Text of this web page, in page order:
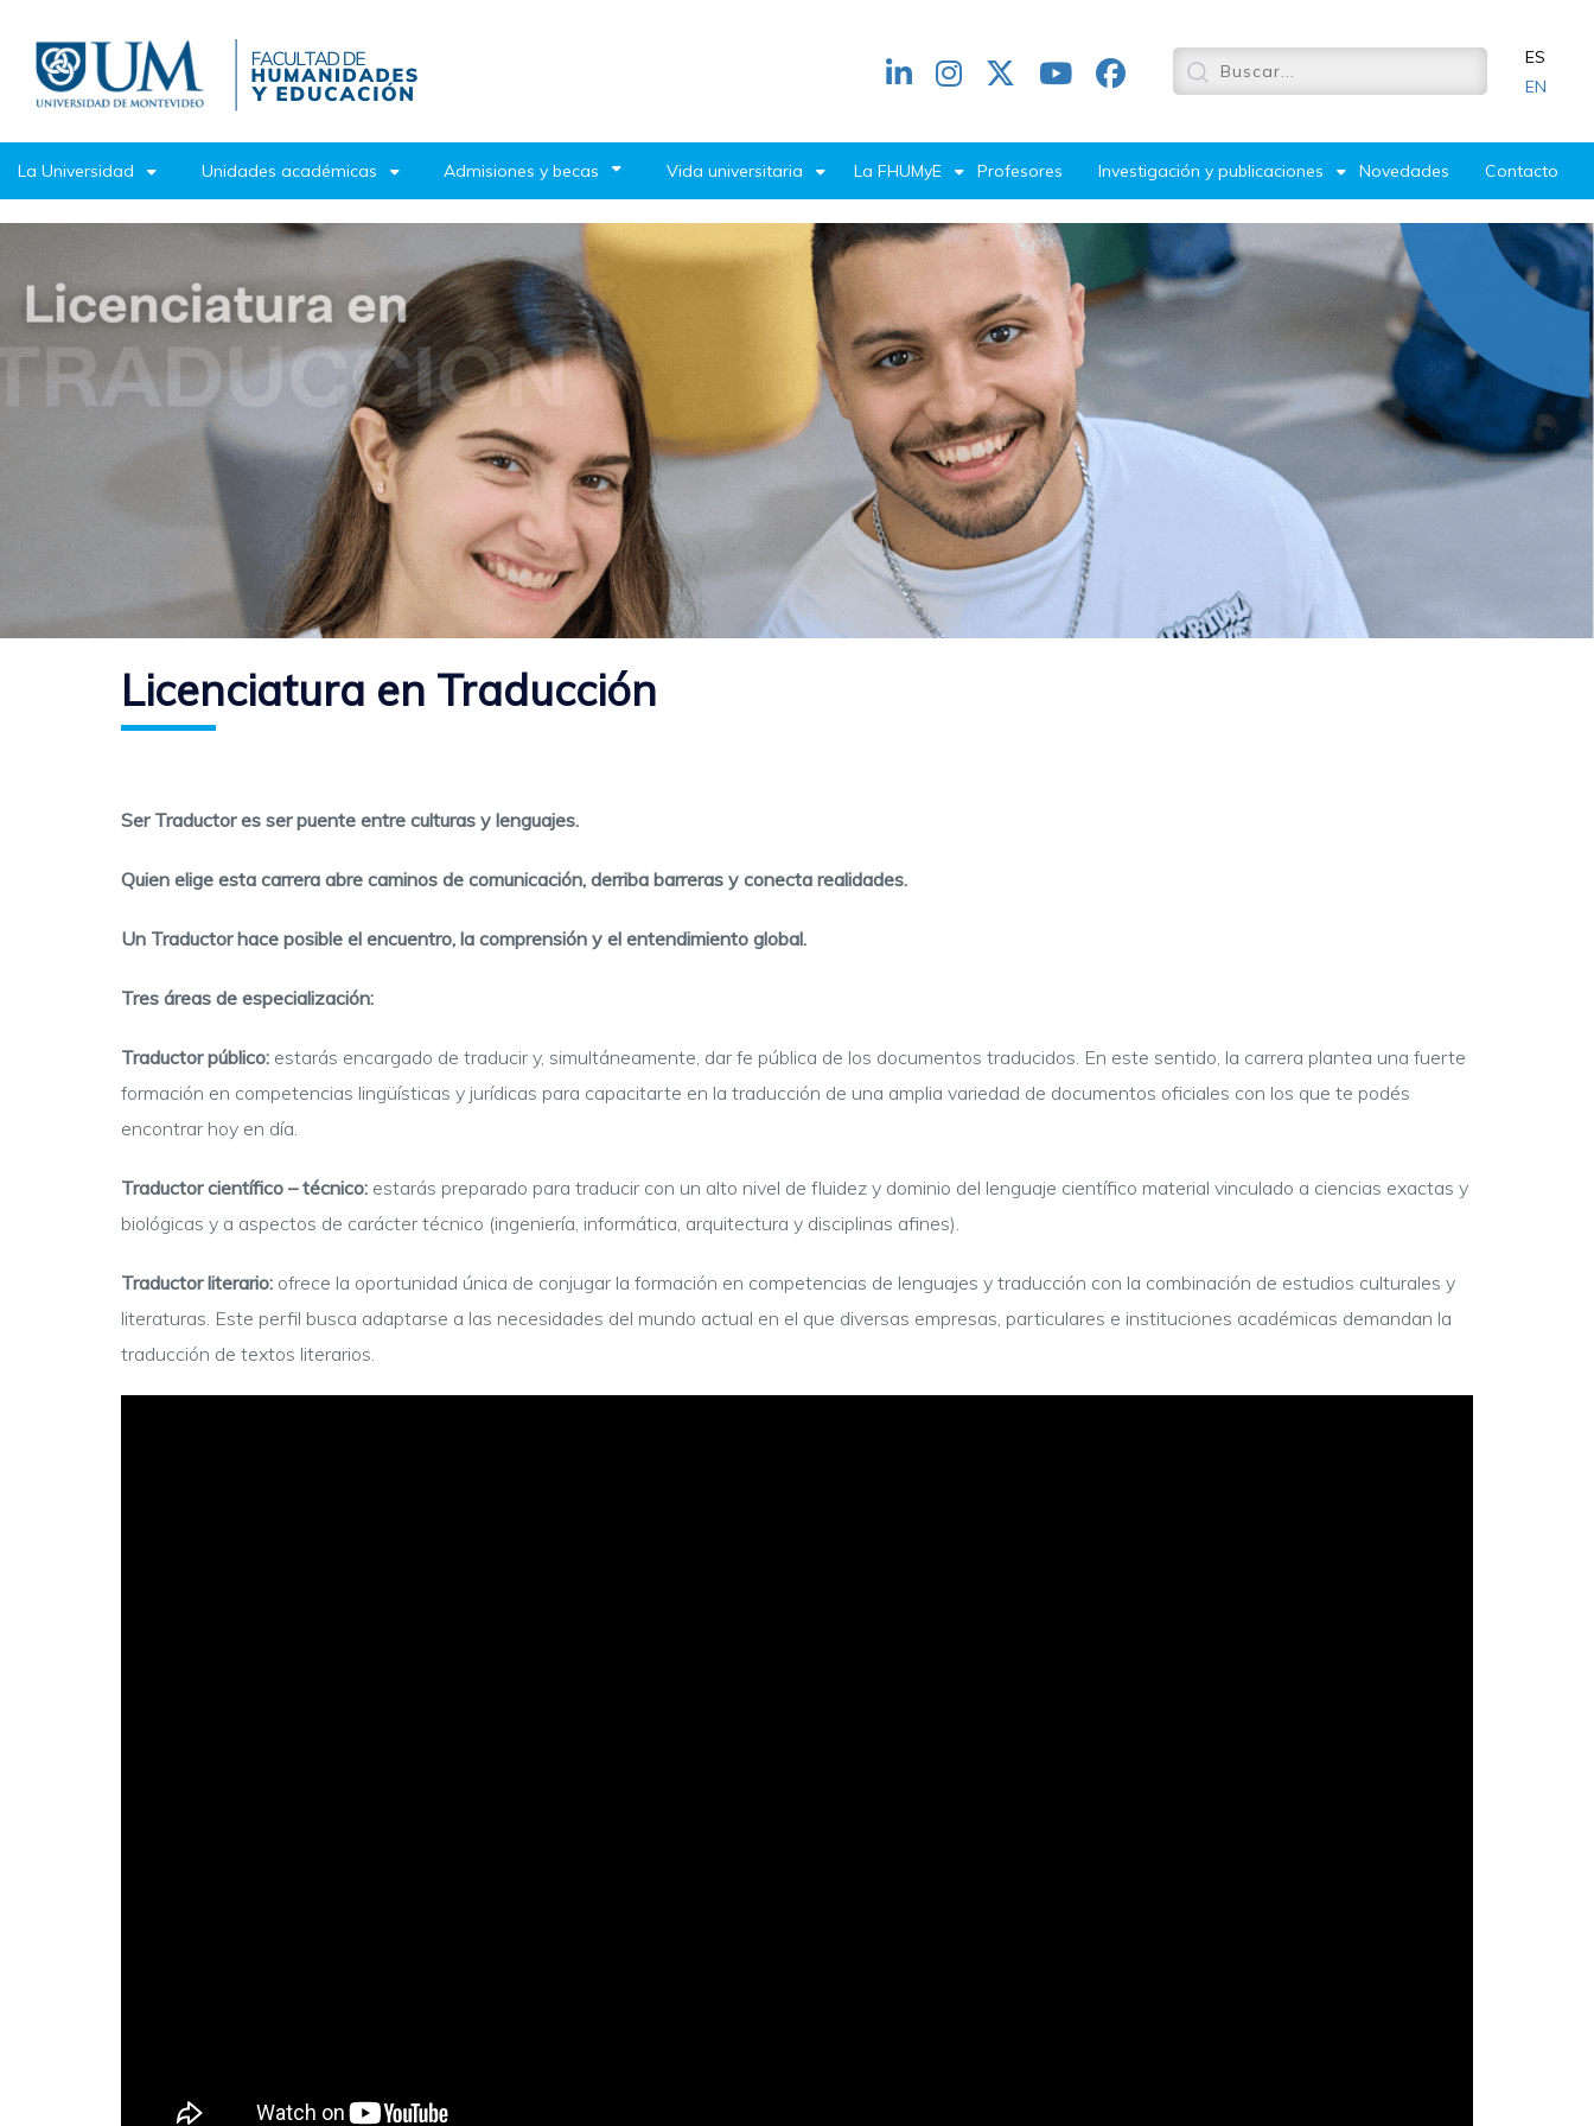
contenido
principal
Redes
header
ES
EN
La Universidad Unidades académicas Admisiones y becas Vida universitaria La FHUMyE Profesores Investigación y publicaciones Novedades Contacto
Licenciatura en Traducción
Ser Traductor es ser puente entre culturas y lenguajes.
Quien elige esta carrera abre caminos de comunicación, derriba barreras y conecta realidades.
Un Traductor hace posible el encuentro, la comprensión y el entendimiento global.
Tres áreas de especialización:
Traductor público: estarás encargado de traducir y, simultáneamente, dar fe pública de los documentos traducidos. En este sentido, la carrera plantea una fuerte
formación en competencias lingüísticas y jurídicas para capacitarte en la traducción de una amplia variedad de documentos oficiales con los que te podés
encontrar hoy en día.
Traductor científico – técnico: estarás preparado para traducir con un alto nivel de fluidez y dominio del lenguaje científico material vinculado a ciencias exactas y
biológicas y a aspectos de carácter técnico (ingeniería, informática, arquitectura y disciplinas afines).
Traductor literario: ofrece la oportunidad única de conjugar la formación en competencias de lenguajes y traducción con la combinación de estudios culturales y
literaturas. Este perfil busca adaptarse a las necesidades del mundo actual en el que diversas empresas, particulares e instituciones académicas demandan la
traducción de textos literarios.